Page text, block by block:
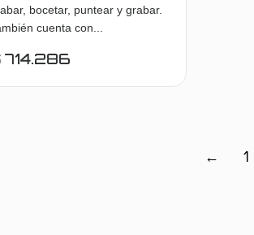
bocetar, puntear y grabar.
cuenta con...
714.286
← 1